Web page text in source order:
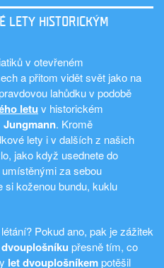
CERTIFIKÁT
LETY HISTORICKÝM
v otevřeném
a přitom vidět svět jako na
lahůdku v podobě
letu v historickém
. Kromě
lety i v dalších z našich
jako když usednete do
za sebou
si koženou bundu, kuklu
Pokud ano, pak je zážitek
přesně tím, co
let dvouplošníkempotěšil